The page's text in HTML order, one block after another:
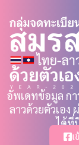
อัพเดทข้อมูล ก
ลาวด้วยตัวเอง
ได้ที่
เ